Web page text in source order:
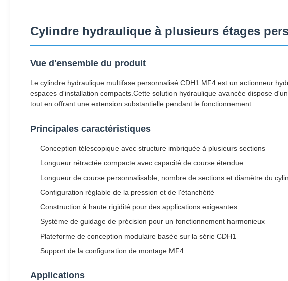
Cylindre hydraulique à plusieurs étages
Vue d'ensemble du produit
Le cylindre hydraulique multifase personnalisé CDH1 MF4 est un actionneur
espaces d'installation compacts.Cette solution hydraulique avancée dispose
tout en offrant une extension substantielle pendant le fonctionnement.
Principales caractéristiques
Conception télescopique avec structure imbriquée à plusieurs sections
Longueur rétractée compacte avec capacité de course étendue
Longueur de course personnalisable, nombre de sections et diamètre du
Configuration réglable de la pression et de l'étanchéité
Construction à haute rigidité pour des applications exigeantes
Système de guidage de précision pour un fonctionnement harmonieux
Plateforme de conception modulaire basée sur la série CDH1
Support de la configuration de montage MF4
Applications